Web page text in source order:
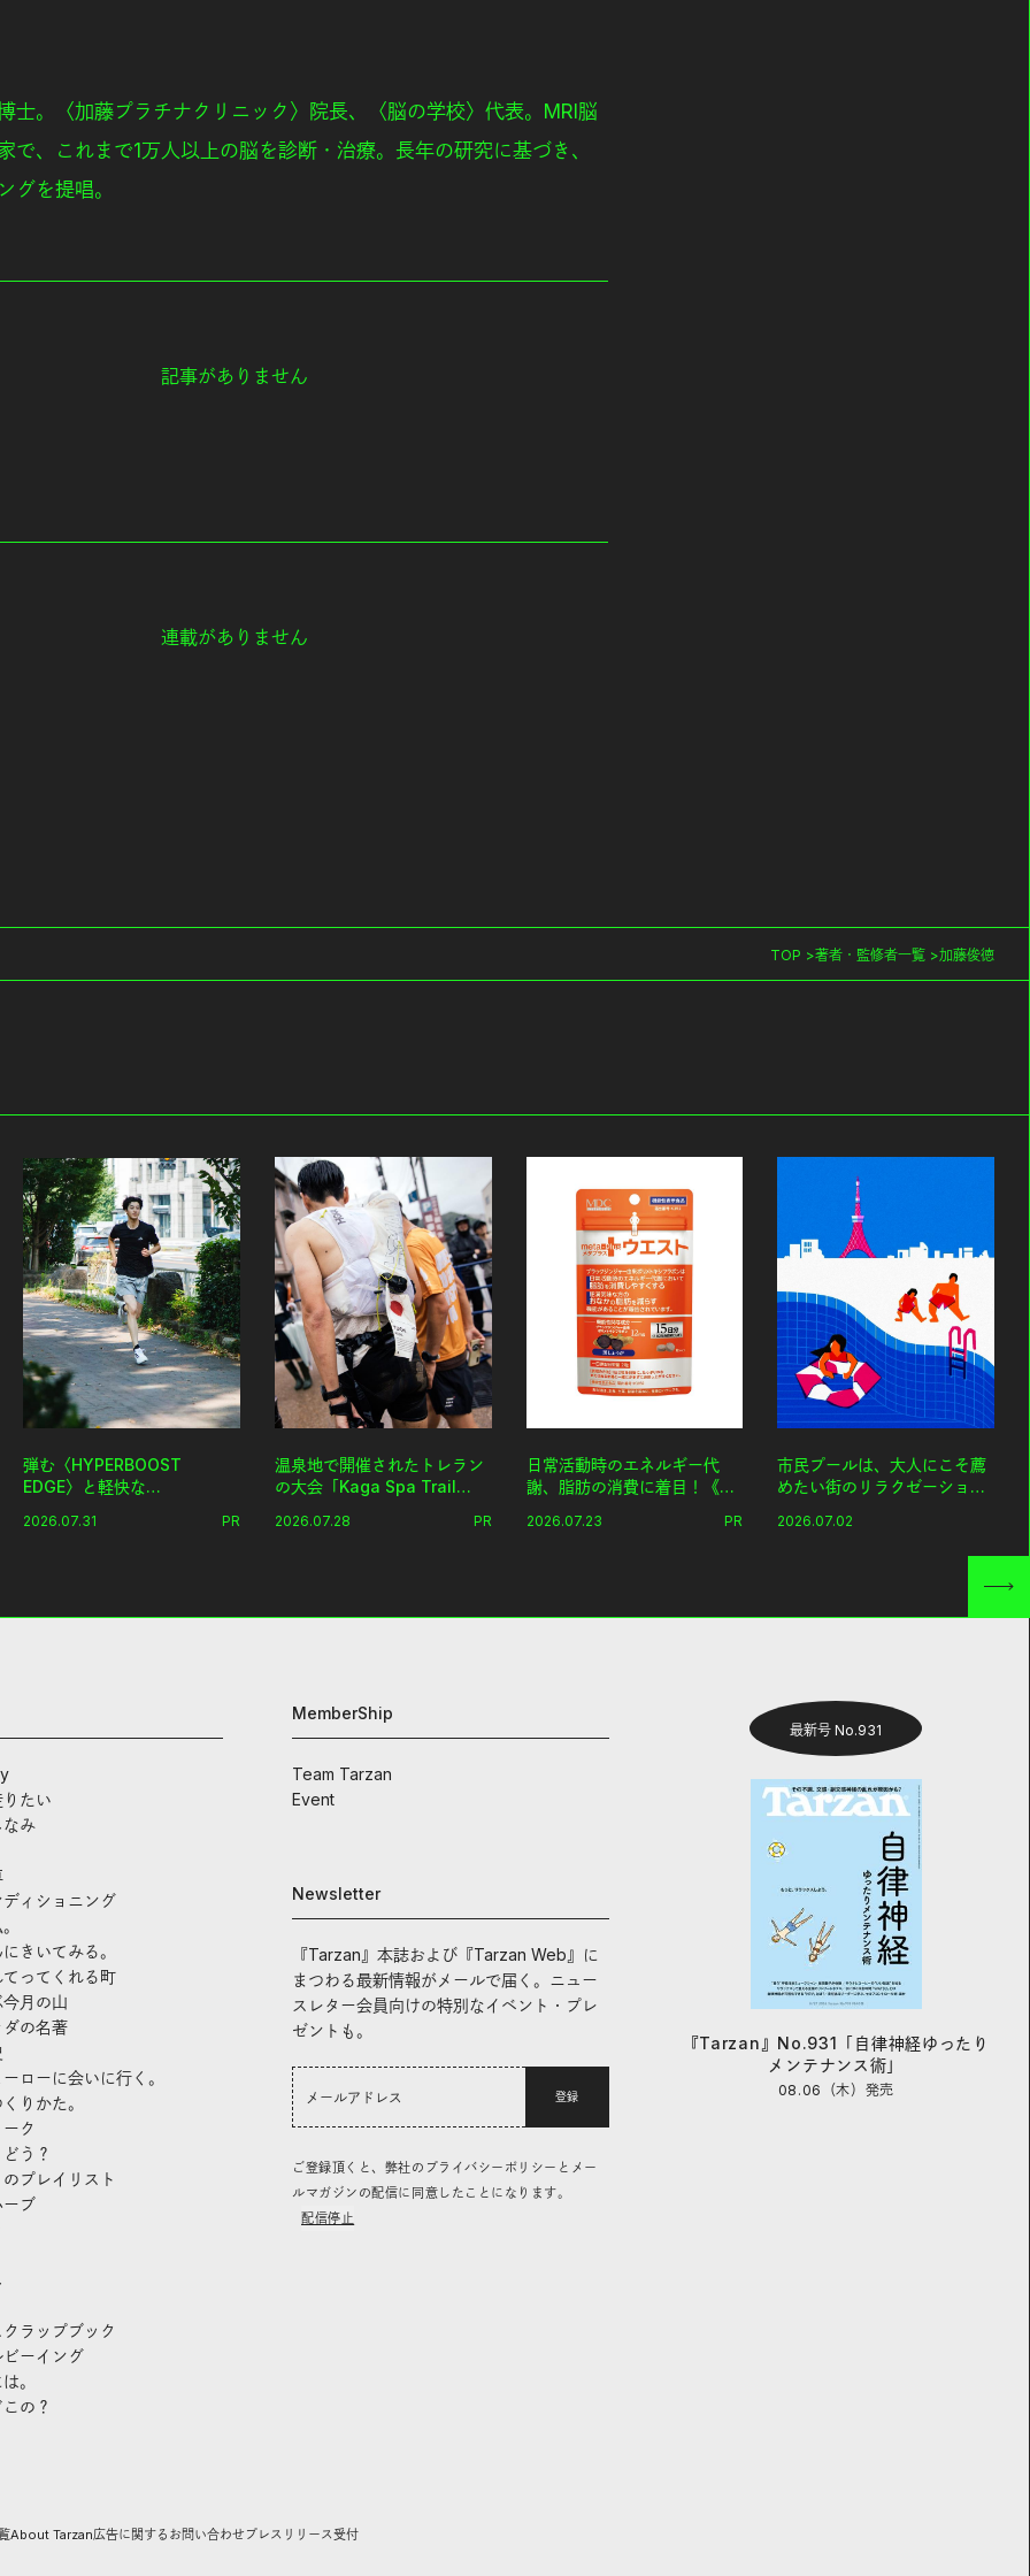
士。〈加藤プラチナクリニック〉院長、〈脳の学校〉代表。MRI脳
で、これまで1万人以上の脳を診断・治療。長年の研究に基づき、
グを提唱。
記事がありません
連載がありません
TOP 著者・監修者一覧 加藤俊徳
弾む〈HYPERBOOST
EDGE〉と軽快な
に寄り添うアディダスが打ち
2026.07.31 PR
温泉地で開催されたトレラン
の大会「Kaga Spa Trail
UTMB」。本戦を夢見るラン
2026.07.28 PR
日常活動時のエネルギー代
謝、脂肪の消費に着目！《メ
体メンテ習慣。
2026.07.23 PR
市民プールは、大人にこそ薦
めたい街のリラクゼーション
2026.07.02
たい
み
ィショニング
きいてみる。
ってくれる町
月の山
の名著
ローに会いに行く。
りかた。
ク
う？
プレイリスト
ブ
ラップブック
ーイング
。
の？
MemberShip
Team Tarzan
Event
Newsletter
『Tarzan』本誌および『Tarzan Web』に
まつわる最新情報がメールで届く。ニュー
スレター会員向けの特別なイベント・プレ
ゼントも。
登録
ご登録頂くと、弊社のプライバシーポリシーとメー
ルマガジンの配信に同意したことになります。
配信停止
最新号 No.931
『Tarzan』No.931「自律神経ゆったり
メンテナンス術」
08.06（木） 発売
About Tarzan広告に関するお問い合わせ プレスリリース受付